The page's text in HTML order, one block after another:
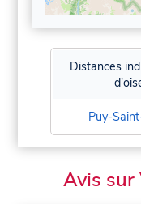
Distances
Puy-
Avis sur